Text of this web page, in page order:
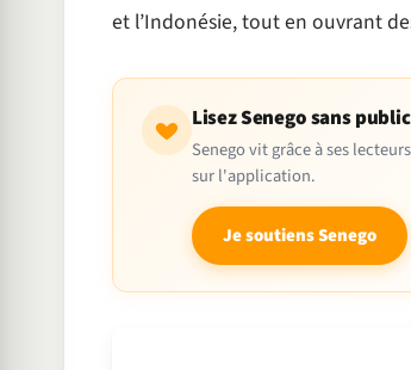
et l’Indonésie, tout en ouvrant
Lisez Senego sans
Senego vit grâce à ses
sur l'application.
Je soutiens Senego